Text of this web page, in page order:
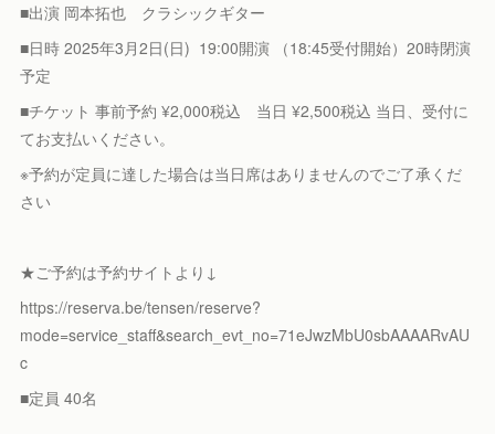
■出演 岡本拓也 クラシックギター
■日時 2025年3月2日(日) 19:00開演 （18:45受付開始）20時閉演
予定
■チケット 事前予約 ¥2,000税込 当日 ¥2,500税込 当日、受付に
てお支払いください。
※予約が定員に達した場合は当日席はありませんのでご了承くだ
さい
★ご予約は予約サイトより↓
https://reserva.be/tensen/reserve?
mode=service_staff&search_evt_no=71eJwzMbU0sbAAAARvAU
c
■定員 40名